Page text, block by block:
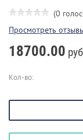
(0
Просмотреть
18700.00
Кол-во: